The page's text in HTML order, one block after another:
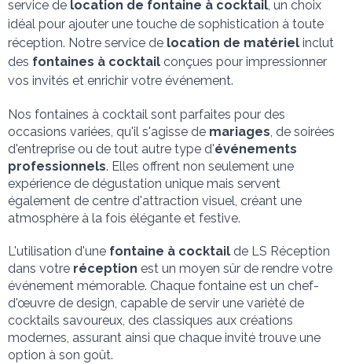
service de location de fontaine à cocktail, un choix
idéal pour ajouter une touche de sophistication à toute
réception. Notre service de location de matériel inclut
des fontaines à cocktail conçues pour impressionner
vos invités et enrichir votre événement.
Nos fontaines à cocktail sont parfaites pour des
occasions variées, qu'il s'agisse de mariages, de soirées
d'entreprise ou de tout autre type d'événements
professionnels. Elles offrent non seulement une
expérience de dégustation unique mais servent
également de centre d'attraction visuel, créant une
atmosphère à la fois élégante et festive.
L'utilisation d'une fontaine à cocktail de LS Réception
dans votre réception est un moyen sûr de rendre votre
événement mémorable. Chaque fontaine est un chef-
d'œuvre de design, capable de servir une variété de
cocktails savoureux, des classiques aux créations
modernes, assurant ainsi que chaque invité trouve une
option à son goût.